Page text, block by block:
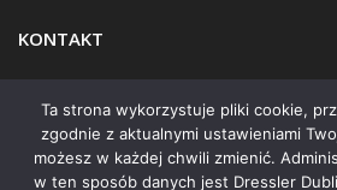
KONTAKT
Biuro: (22) 45 70 402
Mail:biuro@swiatksiazki.pl
Ta strona wykorzystuje pliki cookie,
zgodnie z aktualnymi ustawieniami
możesz w każdej chwili zmienić.
w ten sposób danych jest Dressler